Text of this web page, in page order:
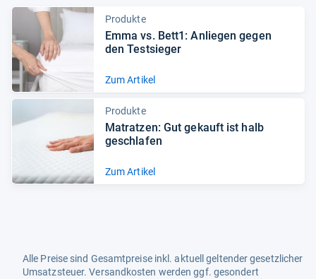
Produkte
Emma vs. Bett1: Anlie­gen gegen
den Test­sie­ger
Zum Artikel
Produkte
Matrat­zen: Gut gekauft ist halb
geschla­fen
Zum Artikel
Alle Preise sind Gesamtpreise inkl. aktuell geltender gesetzlicher
Umsatzsteuer. Versandkosten werden ggf. gesondert